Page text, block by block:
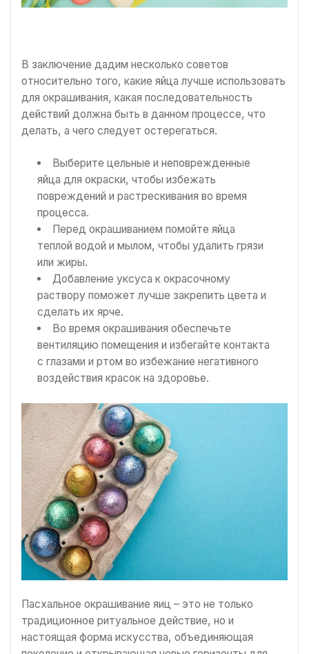
В заключение дадим несколько советов
относительно того, какие яйца лучше использовать
для окрашивания, какая последовательность
действий должна быть в данном процессе, что
делать, а чего следует остерегаться.
Выберите цельные и неповрежденные
яйца для окраски, чтобы избежать
повреждений и растрескивания во время
процесса.
Перед окрашиванием помойте яйца
теплой водой и мылом, чтобы удалить грязи
или жиры.
Добавление уксуса к окрасочному
раствору поможет лучше закрепить цвета и
сделать их ярче.
Во время окрашивания обеспечьте
вентиляцию помещения и избегайте контакта
с глазами и ртом во избежание негативного
воздействия красок на здоровье.
Пасхальное окрашивание яиц – это не только
традиционное ритуальное действие, но и
настоящая форма искусства, объединяющая